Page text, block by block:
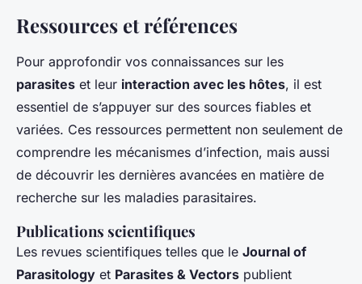
Ressources et références
Pour approfondir vos connaissances sur les
parasites et leur interaction avec les hôtes, il est
essentiel de s’appuyer sur des sources fiables et
variées. Ces ressources permettent non seulement de
comprendre les mécanismes d’infection, mais aussi
de découvrir les dernières avancées en matière de
recherche sur les maladies parasitaires.
Publications scientifiques
Les revues scientifiques telles que le Journal of
Parasitology et Parasites & Vectors publient